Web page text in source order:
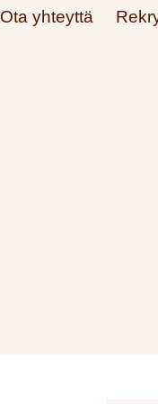
Ota yhteyttä